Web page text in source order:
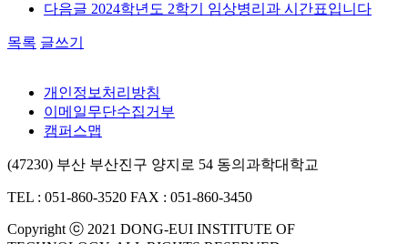
다음글 2024학년도 2학기 임상병리과 시간표입니다
목록 글쓰기
개인정보처리방침
이메일무단수집거부
캠퍼스맵
(47230) 부산 부산진구 양지로 54 동의과학대학교
TEL : 051-860-3520 FAX : 051-860-3450
Copyright ⓒ 2021 DONG-EUI INSTITUTE OF